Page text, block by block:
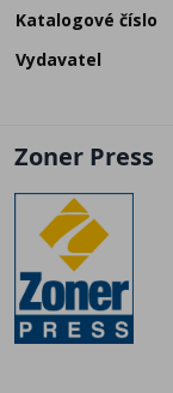
Katalogové číslo
Vydavatel
Zoner Press